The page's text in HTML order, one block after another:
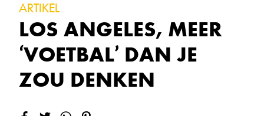
ARTIKEL
LOS ANGELES, MEER
‘VOETBAL’ DAN JE
ZOU DENKEN